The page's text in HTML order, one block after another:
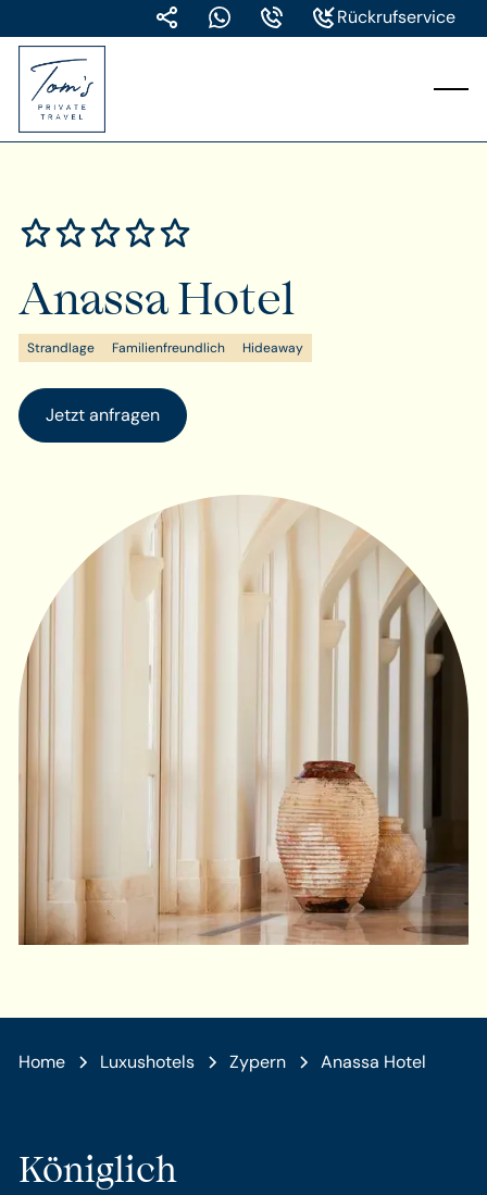
Rückrufservice
Anassa Hotel
Strandlage Familienfreundlich Hideaway
Jetzt anfragen
Home Luxushotels Zypern Anassa Hotel
Königlich